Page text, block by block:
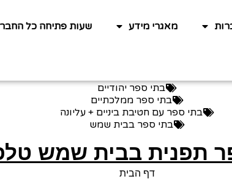
מאגרי מידע שעות פתיחה כל
בתי ספר יהודיים
בתי ספר ממלכתיים
בתי ספר עם חטיבת ביניים + עליונה
בתי ספר בבית שמש
תפנית בבית שמש
דף הבית